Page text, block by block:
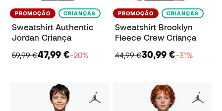
PROMOÇÃO CRIANÇAS
Sweatshirt Authentic
Jordan Criança
59,99 €47,99 €−20%
PROMOÇÃO CRIANÇAS
Sweatshirt Brooklyn
Fleece Crew Criança
44,99 €30,99 €−31%